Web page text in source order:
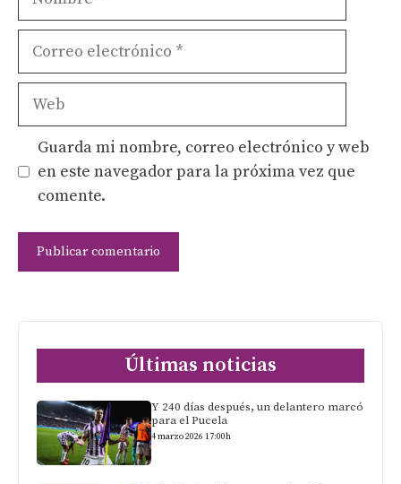
Correo
Web
Guarda mi nombre, correo electrónico y web
en este navegador para la próxima vez que
comente.
Últimas noticias
Y 240 días después, un delantero marcó
para el Pucela
4 marzo 2026 17:00h